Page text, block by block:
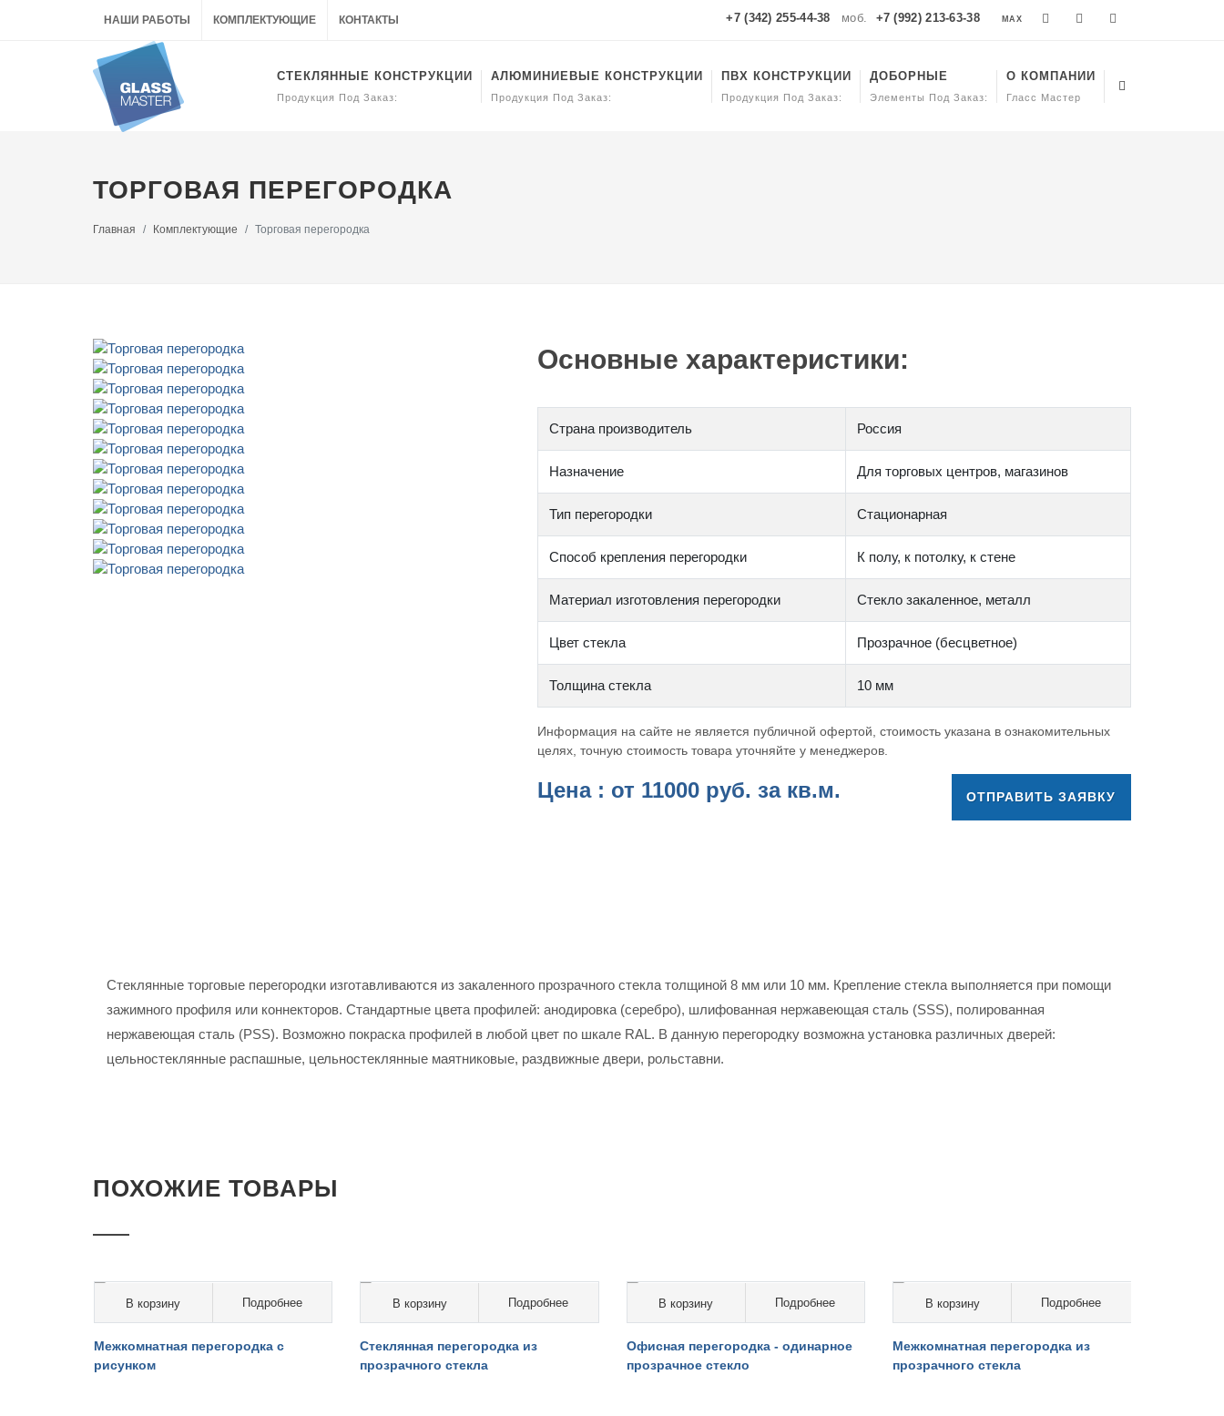
НАШИ РАБОТЫ КОМПЛЕКТУЮЩИЕ КОНТАКТЫ +7 (342) 255-44-38 моб. +7 (992) 213-63-38 MAX
СТЕКЛЯННЫЕ КОНСТРУКЦИИ
Продукция Под Заказ:
АЛЮМИНИЕВЫЕ КОНСТРУКЦИИ
Продукция Под Заказ:
ПВХ КОНСТРУКЦИИ
Продукция Под Заказ:
ДОБОРНЫЕ
Элементы Под Заказ:
О КОМПАНИИ
Гласс Мастер
ТОРГОВАЯ ПЕРЕГОРОДКА
Главная Комплектующие Торговая перегородка
Основные характеристики:
Страна производитель Россия
Назначение Для торговых центров, магазинов
Тип перегородки Стационарная
Способ крепления перегородки К полу, к потолку, к стене
Материал изготовления перегородки Стекло закаленное, металл
Цвет стекла Прозрачное (бесцветное)
Толщина стекла 10 мм
Информация на сайте не является публичной офертой, стоимость указана в ознакомительных
целях, точную стоимость товара уточняйте у менеджеров.
Цена : от 11000руб. за кв.м. ОТПРАВИТЬ ЗАЯВКУ
Стеклянные торговые перегородки изготавливаются из закаленного прозрачного стекла толщиной 8 мм или 10 мм. Крепление стекла выполняется при помощи
зажимного профиля или коннекторов. Стандартные цвета профилей: анодировка (серебро), шлифованная нержавеющая сталь (SSS), полированная
нержавеющая сталь (PSS). Возможно покраска профилей в любой цвет по шкале RAL. В данную перегородку возможна установка различных дверей:
цельностеклянные распашные, цельностеклянные маятниковые, раздвижные двери, рольставни.
ПОХОЖИЕ ТОВАРЫ
от 15 000 руб. за кв.м.
В корзину Подробнее
Межкомнатная перегородка с
рисунком
от 11 000 руб. за кв.м.
В корзину Подробнее
Стеклянная перегородка из
прозрачного стекла
от 15 000 руб. за кв.м.
В корзину Подробнее
Офисная перегородка - одинарное
прозрачное стекло
от 11 000 руб. за кв.м.
В корзину Подробнее
Межкомнатная перегородка из
прозрачного стекла